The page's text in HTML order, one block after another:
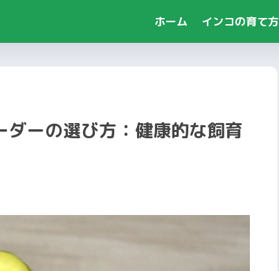
ホーム インコの育て方
ーの選び方：健康的な飼育